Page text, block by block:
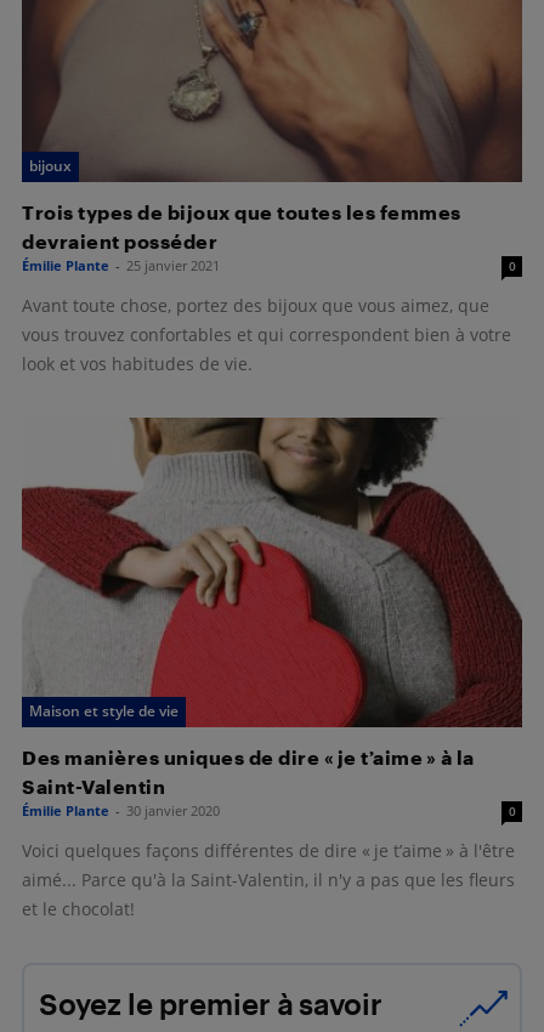
bijoux
Trois types de bijoux que toutes les femmes
devraient posséder
Émilie Plante - 25 janvier 2021 0
Avant toute chose, portez des bijoux que vous aimez, que
vous trouvez confortables et qui correspondent bien à votre
look et vos habitudes de vie.
Maison et style de vie
Des manières uniques de dire « je t’aime » à la
Saint-Valentin
Émilie Plante - 30 janvier 2020 0
Voici quelques façons différentes de dire « je t’aime » à l'être
aimé... Parce qu'à la Saint-Valentin, il n'y a pas que les fleurs
et le chocolat!
Soyez le premier à savoir